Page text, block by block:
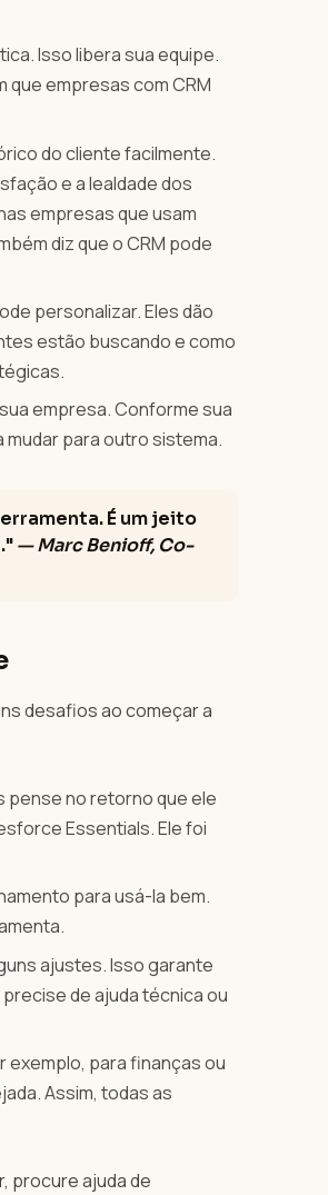
Isso libera sua equipe.
que empresas com CRM
do cliente facilmente.
e a lealdade dos
empresas que usam
diz que o CRM pode
personalizar. Eles dão
estão buscando e como
empresa. Conforme sua
mudar para outro sistema.
É um jeito
— Marc Benioff, Co-
desafios ao começar a
pense no retorno que ele
Essentials. Ele foi
para usá-la bem.
ajustes. Isso garante
de ajuda técnica ou
exemplo, para finanças ou
Assim, todas as
procure ajuda de